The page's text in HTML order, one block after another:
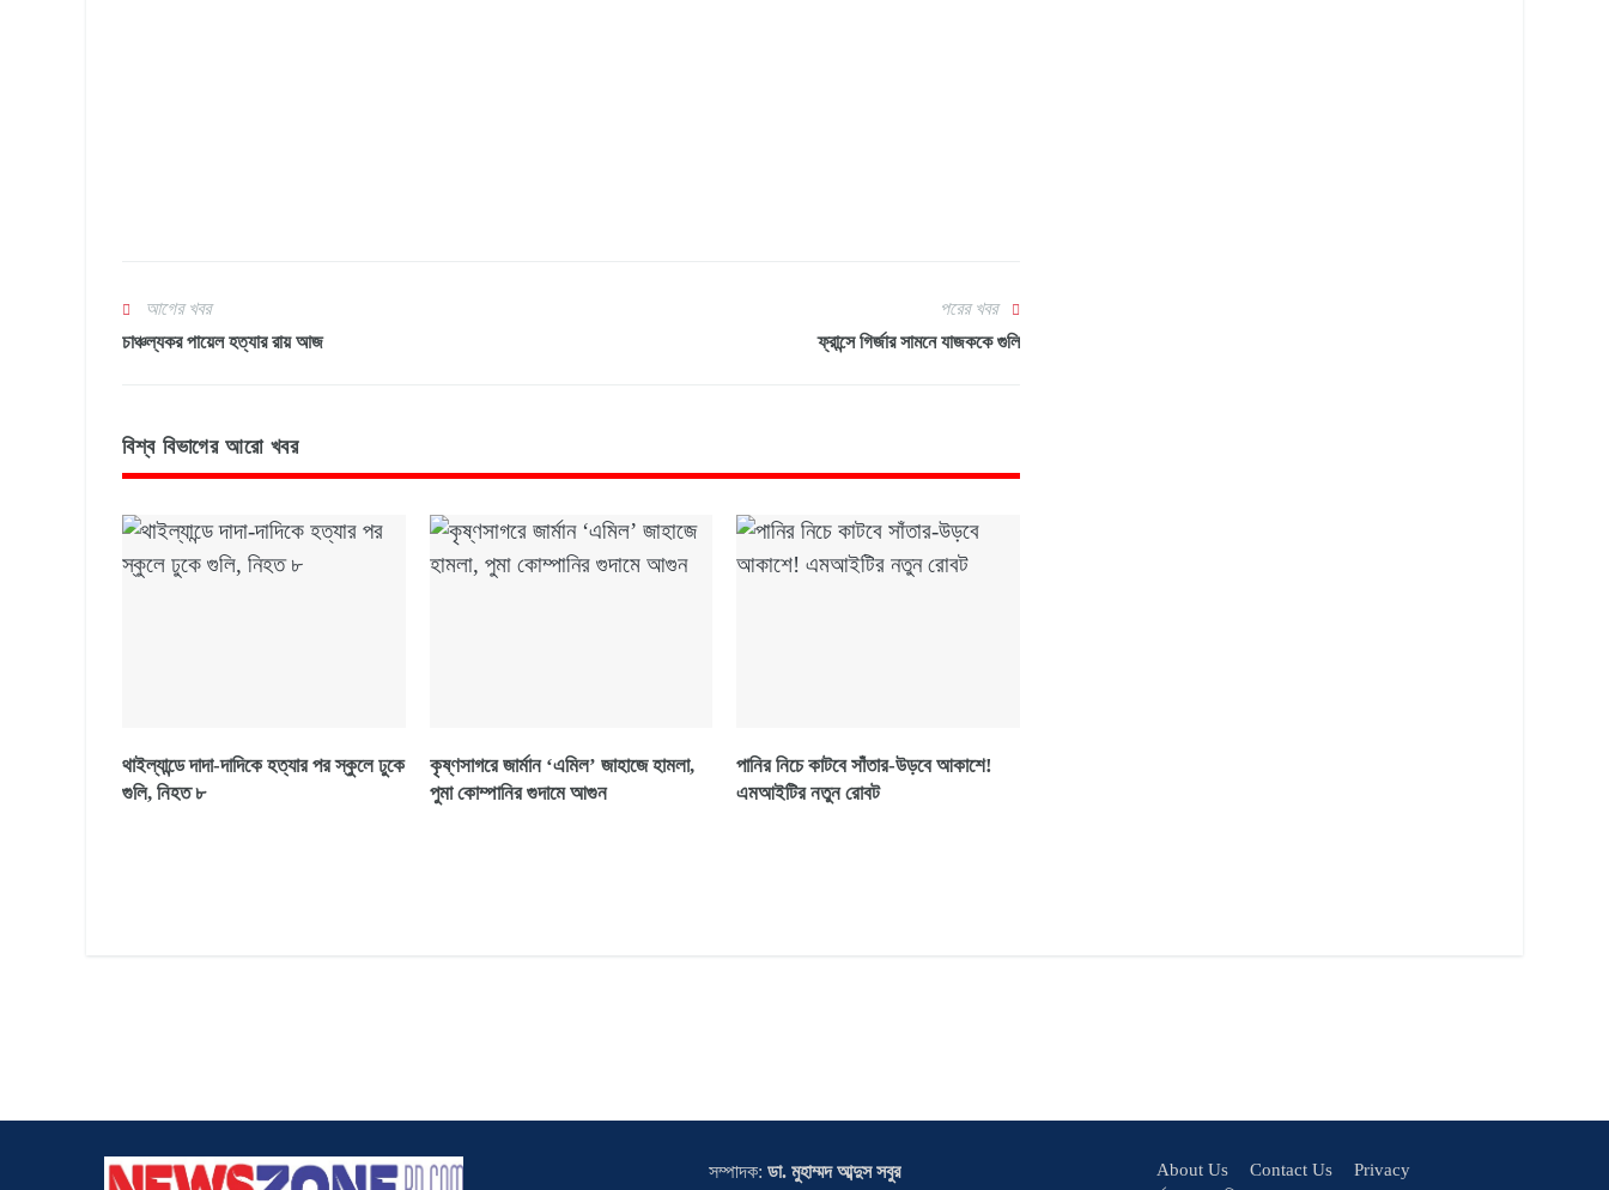
আগের খবর
চাঞ্চল্যকর পায়েল হত্যার রায় আজ
পরের খবর
ফ্রান্সে গির্জার সামনে যাজককে গুলি
বিশ্ব বিভাগের আরো খবর
থাইল্যান্ডে দাদা-দাদিকে হত্যার পর স্কুলে ঢুকে
গুলি, নিহত ৮
কৃষ্ণসাগরে জার্মান ‘এমিল’ জাহাজে হামলা,
পুমা কোম্পানির গুদামে আগুন
পানির নিচে কাটবে সাঁতার-উড়বে আকাশে!
এমআইটির নতুন রোবট
সম্পাদক: ডা. মুহাম্মদ আব্দুস সবুর About Us Contact Us
Privacy